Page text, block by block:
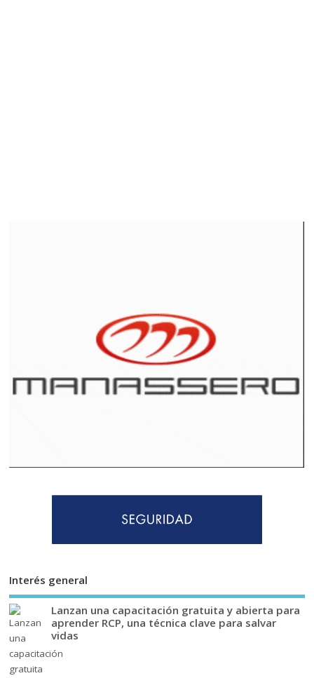
Interés general
Lanzan una capacitación gratuita y abierta para
aprender RCP, una técnica clave para salvar
vidas